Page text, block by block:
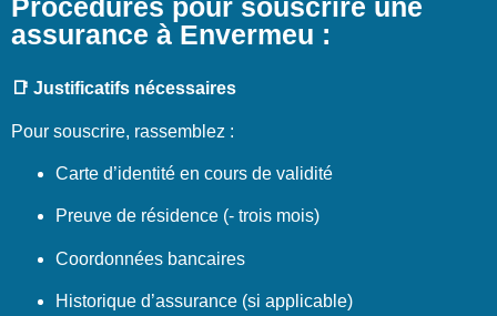
Procédures pour souscrire une
assurance à Envermeu :
📑 Justificatifs nécessaires
Pour souscrire, rassemblez :
Carte d’identité en cours de validité
Preuve de résidence (- trois mois)
Coordonnées bancaires
Historique d’assurance (si applicable)